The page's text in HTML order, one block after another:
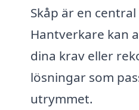
Skåp är en
Hantverkare kan
dina krav eller
lösningar som
utrymmet.